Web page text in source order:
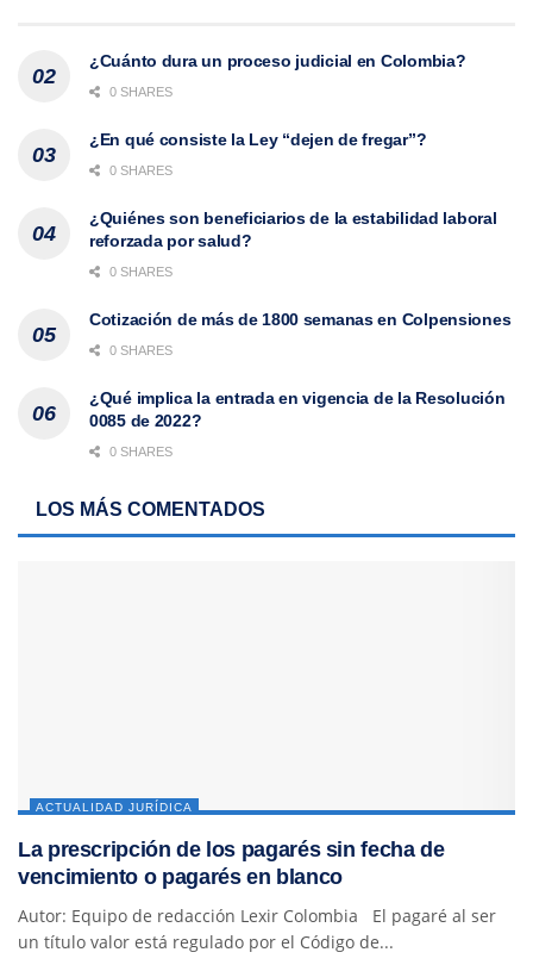
¿Cuánto dura un proceso judicial en Colombia?
0 SHARES
¿En qué consiste la Ley “dejen de fregar”?
0 SHARES
¿Quiénes son beneficiarios de la estabilidad laboral
reforzada por salud?
0 SHARES
Cotización de más de 1800 semanas en Colpensiones
0 SHARES
¿Qué implica la entrada en vigencia de la Resolución
0085 de 2022?
0 SHARES
LOS MÁS COMENTADOS
ACTUALIDAD JURÍDICA
La prescripción de los pagarés sin fecha de
vencimiento o pagarés en blanco
Autor: Equipo de redacción Lexir Colombia El pagaré al ser
un título valor está regulado por el Código de...